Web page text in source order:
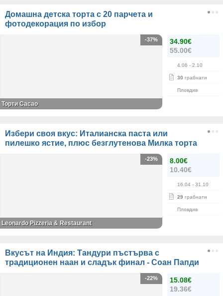
Домашна детска торта с 20 парчета и
фотодекорация по избор
34.90€
55.00€
4.06 - 2.10
30 грабнати
Пловдив
-37%
Торти Cacao
Избери своя вкус: Италианска паста или
пилешко ястие, плюс безглутенова Милка торта
8.00€
10.40€
16.04 - 31.10
29 грабнати
Пловдив
-23%
Leonardo Pizzeria & Restaurant
Вкусът на Индия: Тандури пъстърва с
традиционен наан и сладък финал - Соан Папди
15.08€
19.36€
-22%